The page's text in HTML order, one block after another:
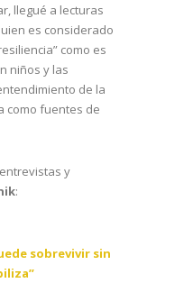
llegué a lecturas
es considerado
como es
niños y las
de la
como fuentes de
y
:
sobrevivir sin